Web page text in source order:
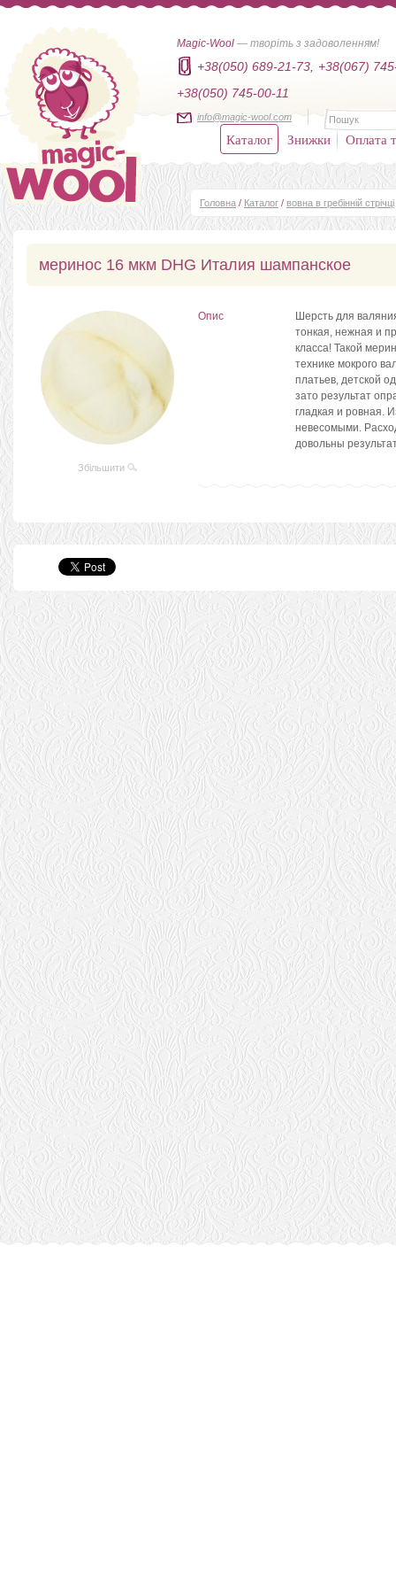
Magic-Wool — творіть з задоволенням!
+38(050) 689-21-73,
+38(067)
+38(050) 745-00-11
info@magic-wool.com
Каталог Знижки Оплата
Головна / Каталог / вовна в гребінній стрічці
меринос 16 мкм DHG Италия шампанское
Збільшити
Опис
Шерсть для
тонкая, нежная и
класса! Такой
технике мокрого
платьев, детской
зато результат
гладкая и ровная.
невесомыми.
довольны